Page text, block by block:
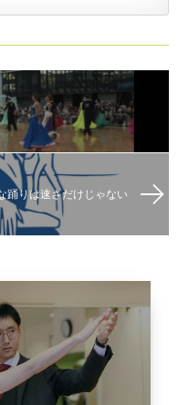
りは速さだけじゃない